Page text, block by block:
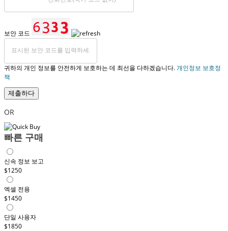
보안 코드
귀하의 개인 정보를 안전하게 보호하는 데 최선을 다하겠습니다.개인정보 보호정
책
제출하다
OR
빠른 구매
신속 정보 보고
$1250
엑셀 전용
$1450
단일 사용자
$1850